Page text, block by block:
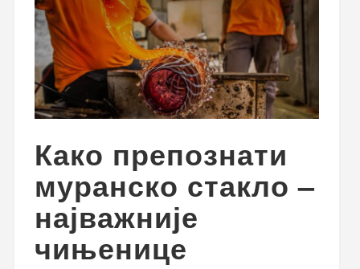
Како препознати
муранско стакло –
најважније
чињенице